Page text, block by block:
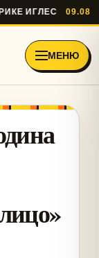
ИГЛЕСИАС И09.08
МЕНЮ